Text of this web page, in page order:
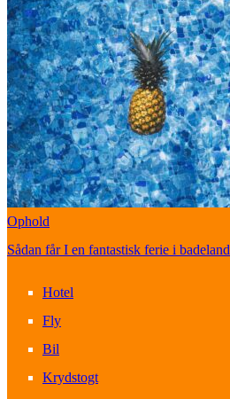
Ophold
Sådan får I en fantastisk ferie i badeland
Hotel
Fly
Bil
Krydstogt